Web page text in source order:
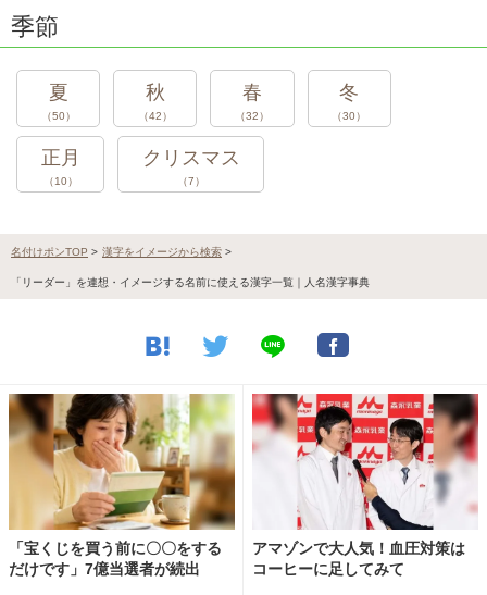
季節
夏
（50）
秋
（42）
春
（32）
冬
（30）
正月
（10）
クリスマス
（7）
名付けポンTOP > 漢字をイメージから検索 >
「リーダー」を連想・イメージする名前に使える漢字一覧｜人名漢字事典
「宝くじを買う前に〇〇をする
だけです」7億当選者が続出
アマゾンで大人気！血圧対策は
コーヒーに足してみて